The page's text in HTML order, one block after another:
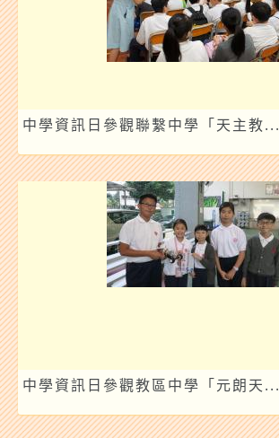
中學資訊日參觀聯繫中學「天主教...
中學資訊日參觀教區中學「元朗天...